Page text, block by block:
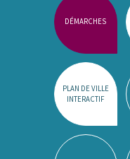
DÉMARCHES
PLAN DE VILLE
INTERACTIF